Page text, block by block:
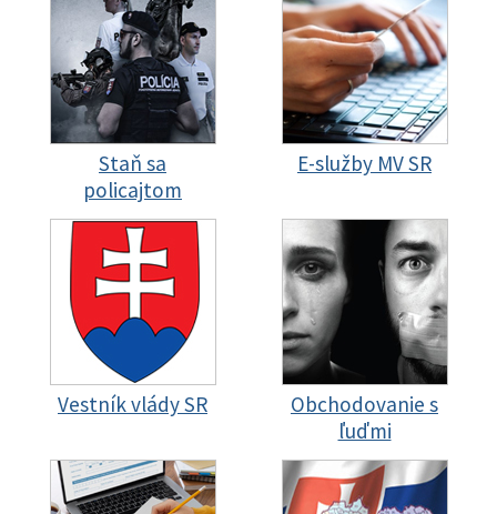
Staň sa
policajtom
E-služby MV SR
Vestník vlády SR
Obchodovanie s
ľuďmi